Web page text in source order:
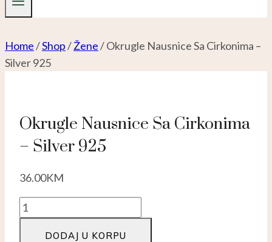
Home/Shop/Žene/Okrugle Nausnice Sa Cirkonima –
Silver 925
Okrugle Nausnice Sa Cirkonima
– Silver 925
36.00KM
Okrugle
Nausnice
DODAJ U KORPU